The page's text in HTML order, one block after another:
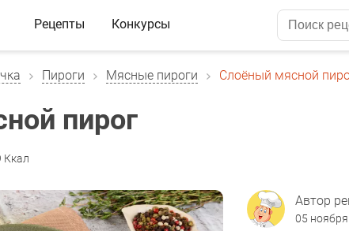
Рецепты Конкурсы
Пироги Мясные пироги Слоёный мясной
пирог
Ккал
Автор
05